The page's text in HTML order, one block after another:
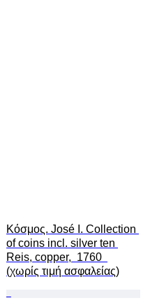
Κόσμος. José I. Collection
of coins incl. silver ten
Reis, copper,  1760
(χωρίς τιμή ασφαλείας)